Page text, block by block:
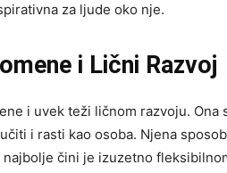
za ljude oko nje.
i Lični Razvoj
i uvek teži ličnom razvoju. Ona
i rasti kao osoba. Njena
čini je izuzetno